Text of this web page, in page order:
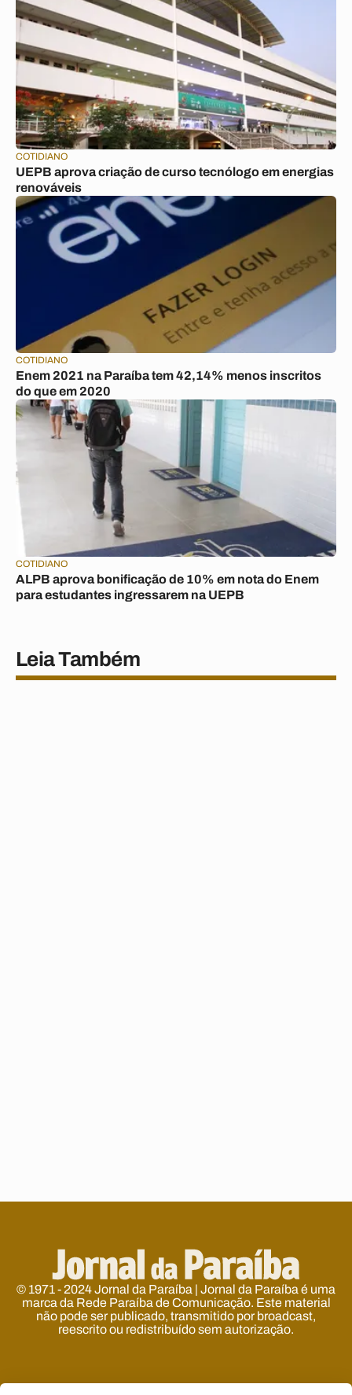
COTIDIANO
UEPB aprova criação de curso tecnólogo em energias
renováveis
COTIDIANO
Enem 2021 na Paraíba tem 42,14% menos inscritos
do que em 2020
COTIDIANO
ALPB aprova bonificação de 10% em nota do Enem
para estudantes ingressarem na UEPB
Leia Também
© 1971 - 2024 Jornal da Paraíba | Jornal da Paraíba é uma
marca da Rede Paraíba de Comunicação. Este material
não pode ser publicado, transmitido por broadcast,
reescrito ou redistribuído sem autorização.